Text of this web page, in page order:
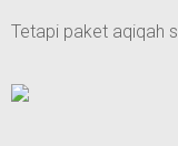
Tetapi paket aqiqah